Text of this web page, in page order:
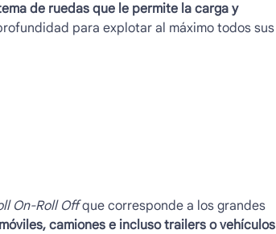
de ruedas que le permite la carga y
para explotar al máximo todos sus
On-Roll Offque corresponde a los grandes
camiones e incluso trailers o vehículos